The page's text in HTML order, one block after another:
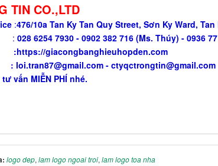
TIN CO.,LTD
:476/10a Tan Ky Tan Quy Street, Sơn Ky Ward,
: 028 6254 7930 - 0902 382 716 (Ms. Thúy) - 0936
:https://giacongbanghieuhopden.com
: loi.tran87@gmail.com - ctyqctrongtin@gmail.com
vấn MIỄN PHÍ nhé.
logo dep, lam logo ngoai troi, lam logo toa nha